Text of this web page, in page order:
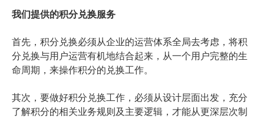
我们提供的积分兑换服务
首先，积分兑换必须从企业的运营体系全局去考虑，将积
分兑换与用户运营有机地结合起来，从一个用户完整的生
命周期，来操作积分的兑换工作。
其次，要做好积分兑换工作，必须从设计层面出发，充分
了解积分的相关业务规则及主要逻辑，才能从更深层次制